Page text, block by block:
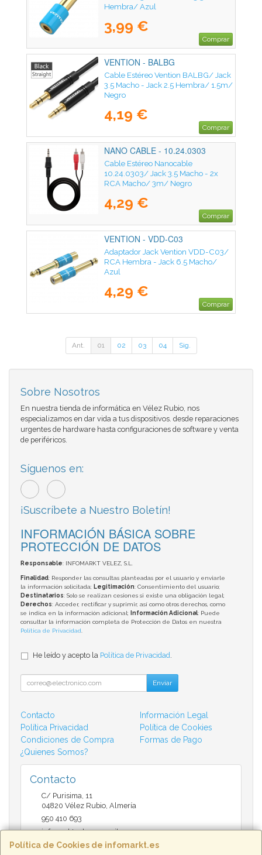
Hembra/ Azul
3,99 €
Comprar
VENTION - BALBG
Cable Estéreo Vention BALBG/ Jack
3.5 Macho - Jack 2.5 Hembra/ 1.5m/
Negro
4,19 €
Comprar
NANO CABLE - 10.24.0303
Cable Estéreo Nanocable
10.24.0303/ Jack 3.5 Macho - 2x
RCA Macho/ 3m/ Negro
4,29 €
Comprar
VENTION - VDD-C03
Adaptador Jack Vention VDD-C03/
RCA Hembra - Jack 6.5 Macho/
Azul
4,29 €
Comprar
Ant. 01 02 03 04 Sig.
Política de Cookies de infomarkt.es
Sobre Nosotros
En nuestra tienda de informática en Vélez Rubio, nos
especializamos en dar vida a tus dispositivos. desde reparaciones
urgentes de hardware hasta configuraciones de software y venta
de periféricos.
Síguenos en:
¡Suscríbete a Nuestro Boletín!
INFORMACIÓN BÁSICA SOBRE
PROTECCIÓN DE DATOS
Responsable: INFOMARKT VELEZ, S.L.
Finalidad: Responder las consultas planteadas por el usuario y enviarle
la información solicitada; Legitimación: Consentimiento del usuario;
Destinatarios: Solo se realizan cesiones si existe una obligación legal;
Derechos: Acceder, rectificar y suprimir, así como otros derechos, como
se indica en la información adicional;
Información Adicional: Puede
consultar la información completa de Protección de Datos en nuestra
Política de Privacidad
He leído y acepto la Política de Privacidad
Enviar
Contacto
Información Legal
Política Privacidad
Política de Cookies
Condiciones de Compra
Formas de Pago
¿Quienes Somos?
Contacto
C/ Purisima, 11
04820 Vélez Rubio Almería
950 410 693
infomarktvelez@gmail.com